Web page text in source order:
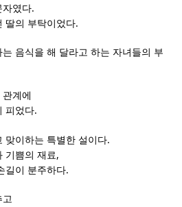
자였다.
딸의 부탁이었다.
음식을 해 달라고 하는 자녀들의 부
계에
피었다.
맞이하는 특별한 설이다.
기쁨의 재료 ,
길이 분주하다.